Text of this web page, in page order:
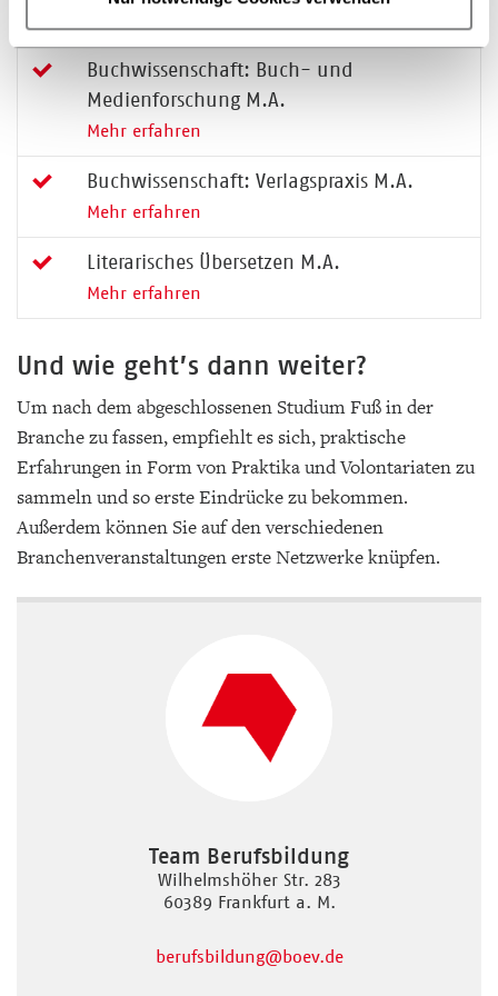
Buchwissenschaft: Buch- und
Medienforschung M.A.
Mehr erfahren
Buchwissenschaft: Verlagspraxis M.A.
Mehr erfahren
Literarisches Übersetzen M.A.
Mehr erfahren
Und wie geht’s dann weiter?
Um nach dem abgeschlossenen Studium Fuß in der
Branche zu fassen, empfiehlt es sich, praktische
Erfahrungen in Form von Praktika und Volontariaten zu
sammeln und so erste Eindrücke zu bekommen.
Außerdem können Sie auf den verschiedenen
Branchenveranstaltungen erste Netzwerke knüpfen.
Team Berufsbildung
Wilhelmshöher Str. 283
60389 Frankfurt a. M.
berufsbildung@boev.de